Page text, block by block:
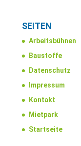
SEITEN
Arbeitsbühnen
Baustoffe
Datenschutz
Impressum
Kontakt
Mietpark
Startseite